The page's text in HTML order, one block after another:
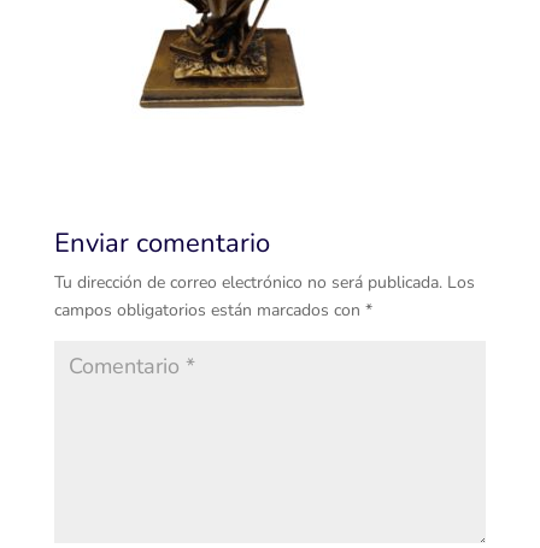
Enviar comentario
Tu dirección de correo electrónico no será publicada. Los
campos obligatorios están marcados con *